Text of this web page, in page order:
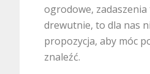
ogrodowe,
drewutnie, to dla nas
propozycja, aby móc
znaleźć.